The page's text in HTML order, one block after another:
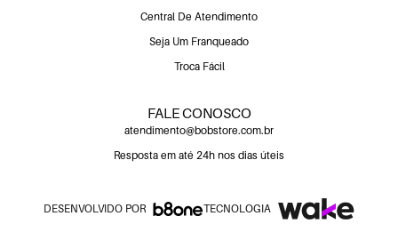
Central De Atendimento
Seja Um Franqueado
Troca Fácil
FALE CONOSCO
atendimento@bobstore.com.br
Resposta em até 24h nos dias úteis
DESENVOLVIDO POR TECNOLOGIA